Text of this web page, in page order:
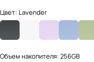
Цвет: Lavender
Объем накопителя: 256GB